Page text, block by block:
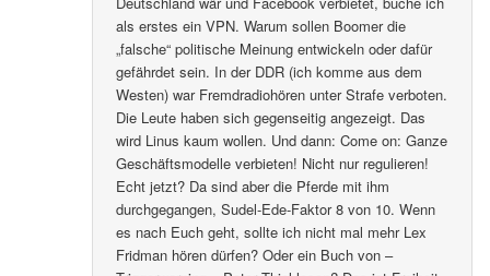
als erstes ein VPN. Warum sollen Boomer die
„falsche“ politische Meinung entwickeln oder dafür
gefährdet sein. In der DDR (ich komme aus dem
Westen) war Fremdradiohören unter Strafe verboten.
Die Leute haben sich gegenseitig angezeigt. Das
wird Linus kaum wollen. Und dann: Come on: Ganze
Geschäftsmodelle verbieten! Nicht nur regulieren!
Echt jetzt? Da sind aber die Pferde mit ihm
durchgegangen, Sudel-Ede-Faktor 8 von 10. Wenn
es nach Euch geht, sollte ich nicht mal mehr Lex
Fridman hören dürfen? Oder ein Buch von –